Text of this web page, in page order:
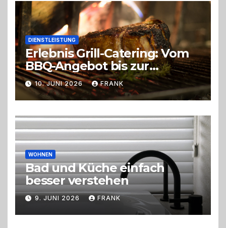
DIENSTLEISTUNG
Erlebnis Grill-Catering: Vom
BBQ-Angebot bis zur
perfekten Eventorganisation
Trend zu Outdoor-Events,
Erlebnisgastronomie und
Live-Cooking
10. JUNI 2026 FRANK
WOHNEN
Bad und Küche einfach
besser verstehen
9. JUNI 2026 FRANK